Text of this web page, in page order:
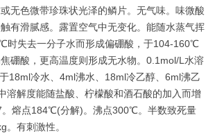
色微带珍珠状光泽的鳞片。无气味。味微酸
有滑腻感。露置空气中无变化。能随水蒸气挥
时失去一分子水而形成偏硼酸，于104-160℃
硼酸，更高温度则形成无水物。0.1mol/L水溶
18ml冷水、4ml沸水、18ml冷乙醇、6ml沸乙
溶解度能随盐酸、柠檬酸和酒石酸的加入而增
。熔点184℃(分解)。沸点300℃。半数致死量
。有刺激性。